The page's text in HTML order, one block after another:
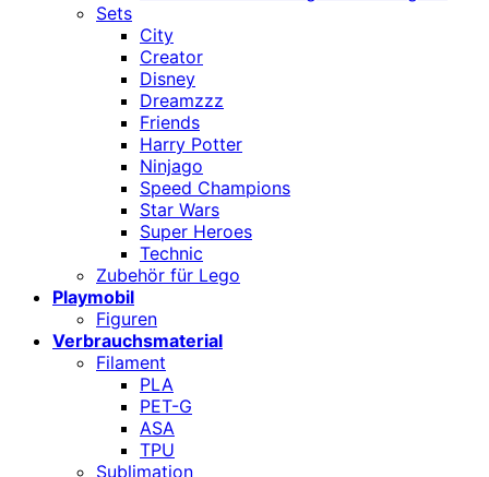
Sets
City
Creator
Disney
Dreamzzz
Friends
Harry Potter
Ninjago
Speed Champions
Star Wars
Super Heroes
Technic
Zubehör für Lego
Playmobil
Figuren
Verbrauchsmaterial
Filament
PLA
PET-G
ASA
TPU
Sublimation